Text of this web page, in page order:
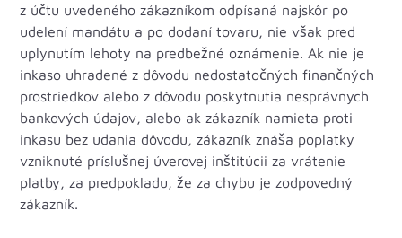
z účtu uvedeného zákazníkom odpísaná najskôr po
udelení mandátu a po dodaní tovaru, nie však pred
uplynutím lehoty na predbežné oznámenie. Ak nie je
inkaso uhradené z dôvodu nedostatočných finančných
prostriedkov alebo z dôvodu poskytnutia nesprávnych
bankových údajov, alebo ak zákazník namieta proti
inkasu bez udania dôvodu, zákazník znáša poplatky
vzniknuté príslušnej úverovej inštitúcii za vrátenie
platby, za predpokladu, že za chybu je zodpovedný
zákazník.